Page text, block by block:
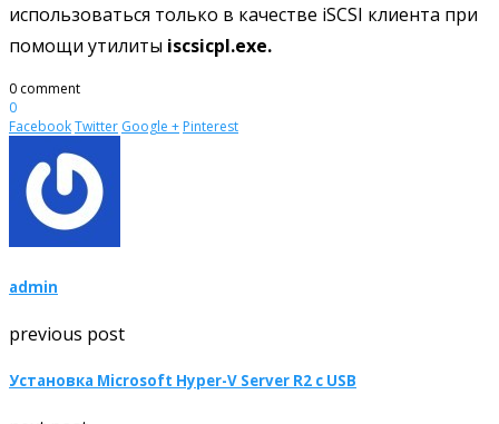
использоваться только в качестве iSCSI клиента при
помощи утилиты iscsicpl.exe.
0 comment
0
FacebookTwitter Google + Pinterest
admin
previous post
Установка Microsoft Hyper-V Server R2 с USB